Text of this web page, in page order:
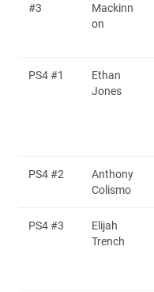
#3
Mackinn
on
PS4 #1
Ethan
Jones
PS4 #2
Anthony
Colismo
PS4 #3
Elijah
Trench